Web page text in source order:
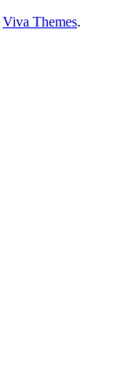
Viva Themes.